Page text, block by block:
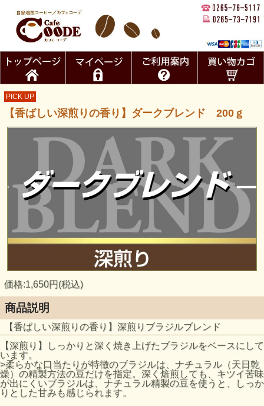
PICK UP
【香ばしい深煎りの香り】ダークブレンド 200ｇ
価格:1,650円(税込)
商品説明
【香ばしい深煎りの香り】深煎りブラジルブレンド
【深煎り】しっかりと深く焼き上げたブラジルをベースにして
います。
>柔らかな口当たりが特徴のブラジルは、ナチュラル（天日乾
燥）の精製方法の豆だけを指定。深く焙煎しても、キツイ苦味
が出にくいブラジルは、ナチュラル精製の豆を使うと、しっか
りとした甘みも感じられます。